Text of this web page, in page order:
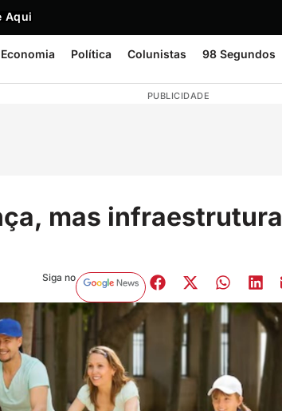
Aqui
Economia Política Colunistas 98 Segundos
PUBLICIDADE
mas infraestrutura
Siga no